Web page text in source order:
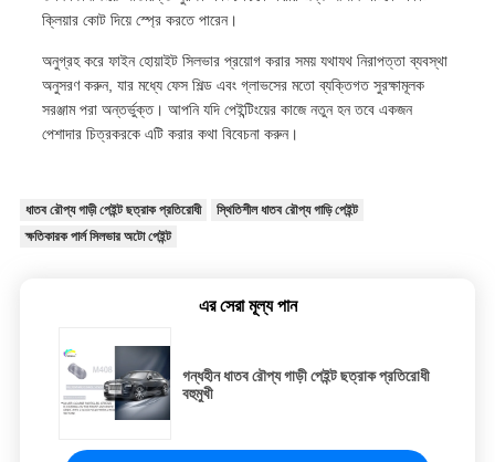
ক্লিয়ার কোট দিয়ে স্প্রে করতে পারেন।
অনুগ্রহ করে ফাইন হোয়াইট সিলভার প্রয়োগ করার সময় যথাযথ নিরাপত্তা ব্যবস্থা
অনুসরণ করুন, যার মধ্যে ফেস শিল্ড এবং গ্লাভসের মতো ব্যক্তিগত সুরক্ষামূলক
সরঞ্জাম পরা অন্তর্ভুক্ত। আপনি যদি পেইন্টিংয়ের কাজে নতুন হন তবে একজন
পেশাদার চিত্রকরকে এটি করার কথা বিবেচনা করুন।
ধাতব রৌপ্য গাড়ী পেইন্ট ছত্রাক প্রতিরোধী
স্থিতিশীল ধাতব রৌপ্য গাড়ি পেইন্ট
ক্ষতিকারক পার্ল সিলভার অটো পেইন্ট
এর সেরা মূল্য পান
গন্ধহীন ধাতব রৌপ্য গাড়ী পেইন্ট ছত্রাক প্রতিরোধী
বহুমুখী